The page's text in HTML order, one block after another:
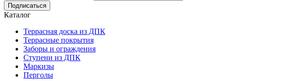
Подписаться
Каталог
Террасная доска из ДПК
Террасные покрытия
Заборы и ограждения
Ступени из ДПК
Маркизы
Перголы